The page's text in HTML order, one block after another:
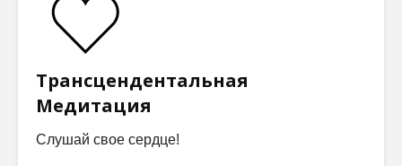
Трансцендентальная
Медитация
Слушай свое сердце!